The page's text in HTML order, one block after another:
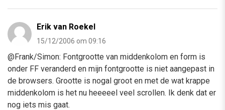
Erik van Roekel
15/12/2006 om 09:16
@Frank/Simon: Fontgrootte van middenkolom en form is
onder FF veranderd en mijn fontgrootte is niet aangepast in
de browsers. Grootte is nogal groot en met de wat krappe
middenkolom is het nu heeeeel veel scrollen. Ik denk dat er
nog iets mis gaat.